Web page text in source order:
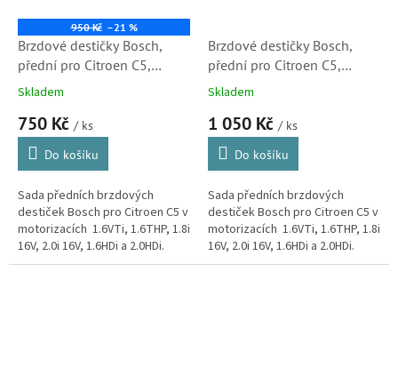
950 Kč –21 %
Brzdové destičky Bosch,
přední pro Citroen C5,
1.6VTi, 1.6THP, 1.8i 16V, 2.0i
Skladem
750 Kč / ks
Do košíku
Sada předních brzdových
destiček Bosch pro Citroen C5 v
motorizacích 1.6VTi, 1.6THP, 1.8i
16V, 2.0i 16V, 1.6HDi a 2.0HDi.
Brzdové destičky kvalitou i
Brzdové destičky Bosch,
přední pro Citroen C5,
1.6VTi, 1.6THP, 1.8i 16V, 2.0i
425424, 1610103880)
Skladem
1 050 Kč / ks
Do košíku
Sada předních brzdových
destiček Bosch pro Citroen C5 v
motorizacích 1.6VTi, 1.6THP, 1.8i
16V, 2.0i 16V, 1.6HDi a 2.0HDi.
Brzdové destičky kvalitou i